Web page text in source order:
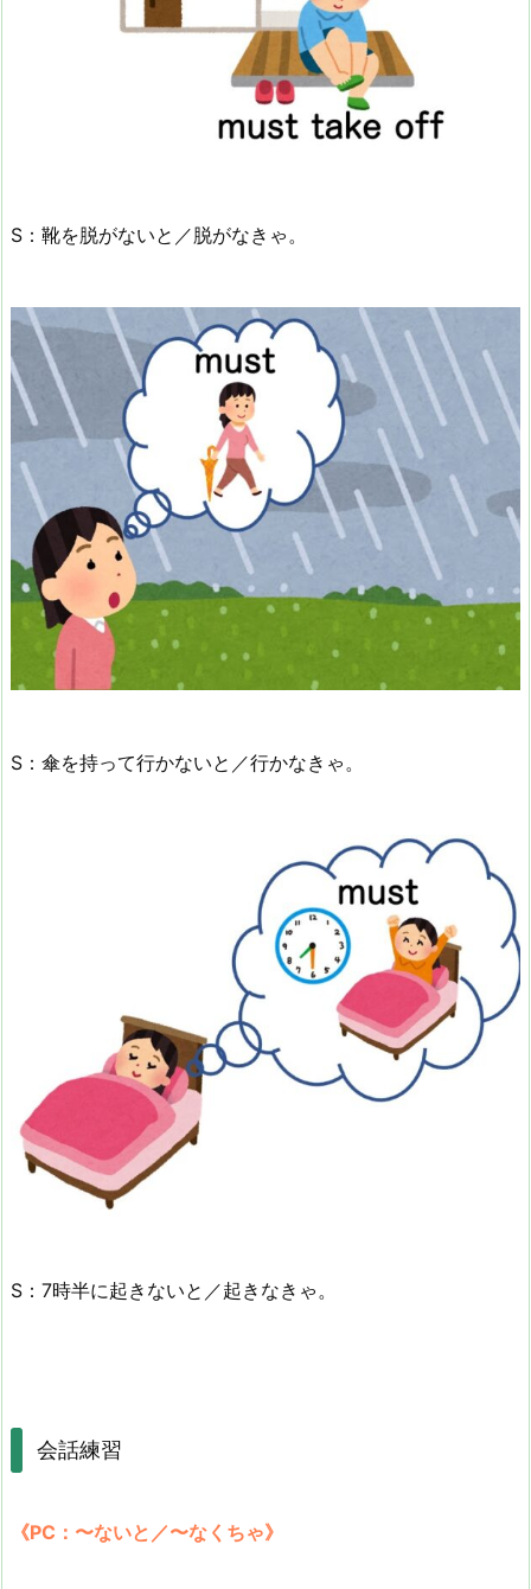
S：靴を脱がないと／脱がなきゃ。
S：傘を持って行かないと／行かなきゃ。
S：7時半に起きないと／起きなきゃ。
会話練習
《PC：〜ないと／〜なくちゃ》